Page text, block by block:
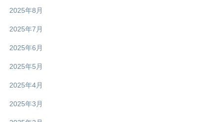
2025年8月
2025年7月
2025年6月
2025年5月
2025年4月
2025年3月